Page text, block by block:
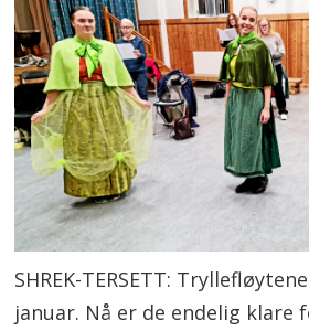
SHREK-TERSETT:
januar. Nå er de endelig klare